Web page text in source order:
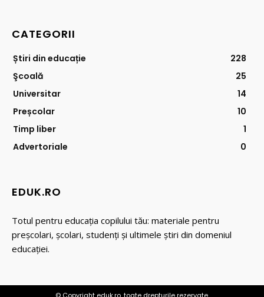
CATEGORII
Știri din educație
228
Şcoală
25
Universitar
14
Preșcolar
10
Timp liber
1
Advertoriale
0
EDUK.RO
Totul pentru educația copilului tău: materiale pentru
preșcolari, școlari, studenți și ultimele știri din domeniul
educației.
© Copyright eduk.ro, toate drepturile rezervate.